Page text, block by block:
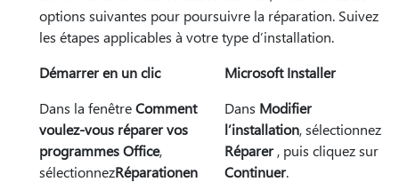
options suivantes pour poursuivre la réparation. Suivez
les étapes applicables à votre type d’installation.
Démarrer en un clic
Dans la fenêtreComment
voulez-vous réparer vos
programmes Office,
sélectionnezRéparationen
Microsoft Installer
Dans Modifier
l’installation, sélectionnez
Réparer, puis cliquez sur
Continuer.